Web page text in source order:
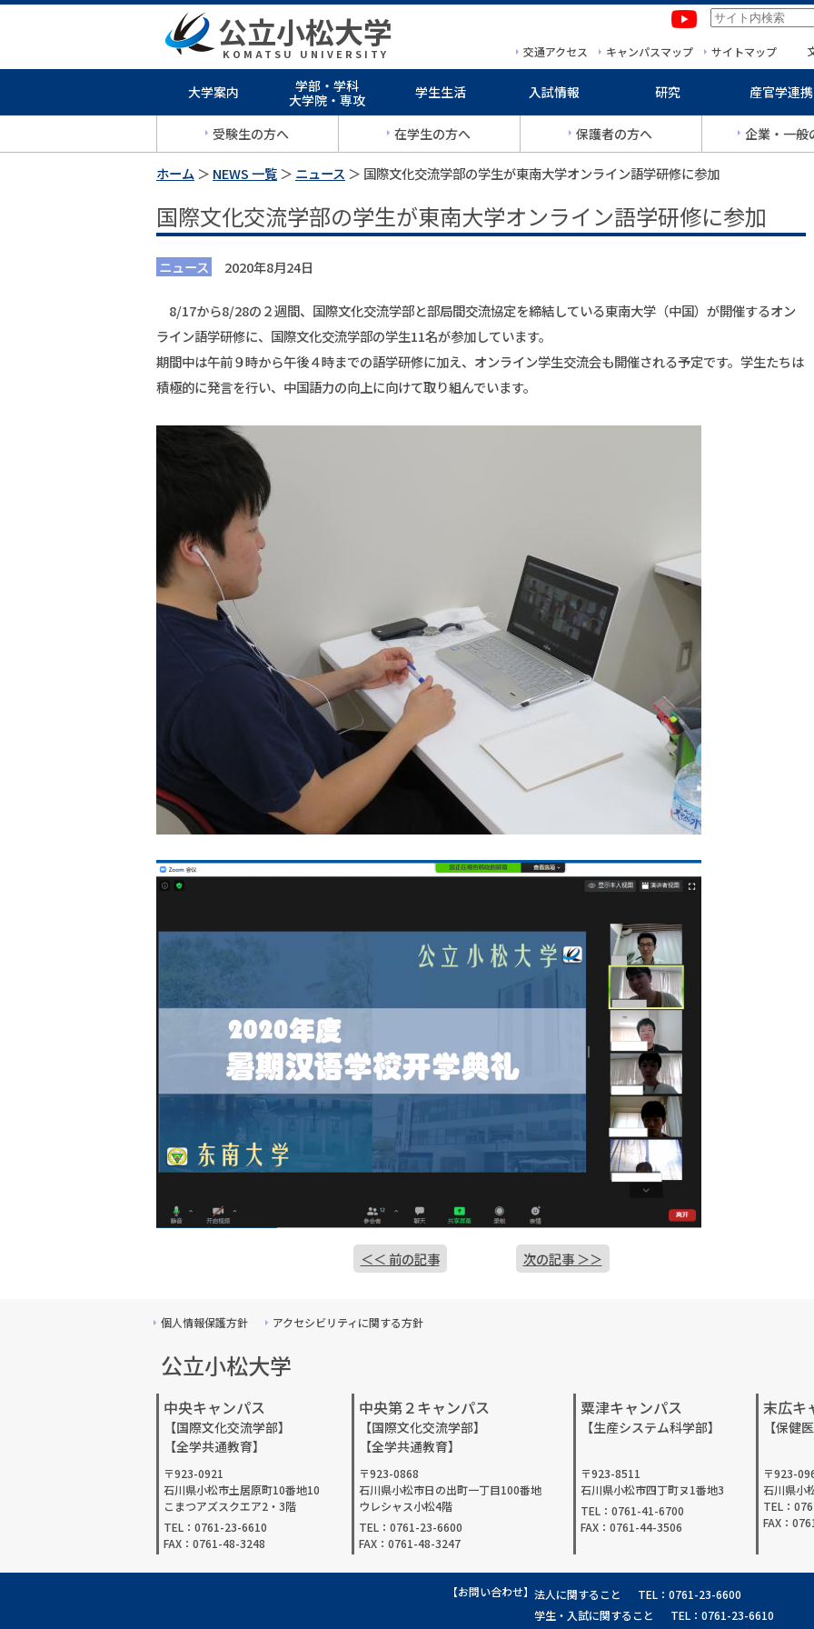
公立小松大学
KOMATSU UNIVERSITY 交通アクセス キャンパスマップ サイトマップ
大学案内
学部・学科
大学院・専攻
学生生活 入試情報 研究 産官学連携
受験生の方へ 在学生の方へ 保護者の方へ 企業・一般
ホーム ＞ NEWS 一覧 ＞ ニュース ＞ 国際文化交流学部の学生が東南大学オンライン語学研修に参加
国際文化交流学部の学生が東南大学オンライン語学研修に参加
ニュース 2020年8月24日
8/17から8/28の２週間、国際文化交流学部と部局間交流協定を締結している東南大学（中国）が開催するオン
ライン語学研修に、国際文化交流学部の学生11名が参加しています。
期間中は午前９時から午後４時までの語学研修に加え、オンライン学生交流会も開催される予定です。学生たちは
積極的に発言を行い、中国語力の向上に向けて取り組んでいます。
＜＜ 前の記事 次の記事 ＞＞
個人情報保護方針 アクセシビリティに関する方針
公立小松大学
中央キャンパス
【国際文化交流学部】
【全学共通教育】
〒923-0921
石川県小松市土居原町10番地10
こまつアズスクエア2・3階
TEL：0761-23-6610
FAX：0761-48-3248
中央第２キャンパス
【国際文化交流学部】
【全学共通教育】
〒923-0868
石川県小松市日の出町一丁目100番地
ウレシャス小松4階
TEL：0761-23-6600
FAX：0761-48-3247
粟津キャンパス
【生産システム科学部】
〒923-8511
石川県小松市四丁町ヌ1番地3
TEL：0761-41-6700
FAX：0761-44-3506
末広キ
【保健
〒923-
石川県小
TEL：
FAX：
【お問い合わせ】 法人に関すること
TEL：0761-23-6600
学生・入試に関すること
TEL：0761-23-6610